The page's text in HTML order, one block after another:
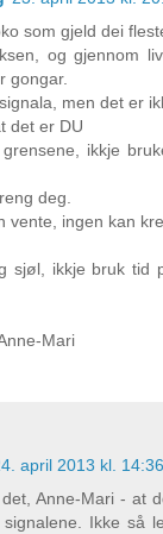
som gjeld dei
og gjennom
gongar.
men det er
det er DU
ikkje
deg.
vente, ingen kan
sjøl, ikkje bruk tid
Mari
april 2013 kl. 14:36
Anne-Mari - at
Ikke så